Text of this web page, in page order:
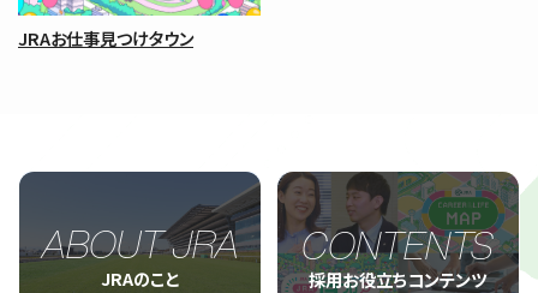
JRAお仕事見つけタウン
ABOUT JRA
JRAのこと
CONTENTS
採用お役立ちコンテンツ